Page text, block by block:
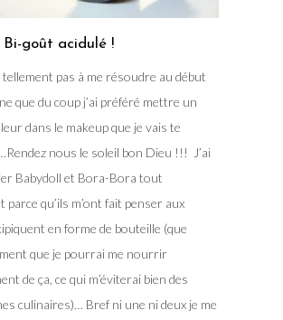
Bi-goût acidulé !
tellement pas à me résoudre au début
que du coup j’ai préféré mettre un
dans le makeup que je vais te
nous le soleil bon Dieu !!! J’ai
Babydoll et Bora-Bora tout
parce qu’ils m’ont fait penser aux
en forme de bouteille (que
que je pourrai me nourrir
de ça, ce qui m’éviterai bien des
culinaires)… Bref ni une ni deux je me